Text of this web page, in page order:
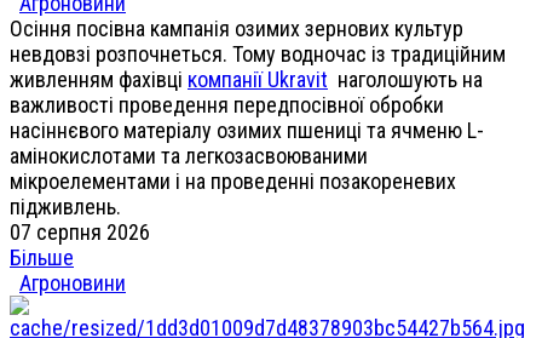
Осіння посівна кампанія озимих зернових культур
невдовзі розпочнеться. Тому водночас із традиційним
живленням фахівці компанії Ukravit наголошують на
важливості проведення передпосівної обробки
насіннєвого матеріалу озимих пшениці та ячменю L-
амінокислотами та легкозасвоюваними
мікроелементами і на проведенні позакореневих
підживлень.
07 серпня 2026
Більше
Агроновини